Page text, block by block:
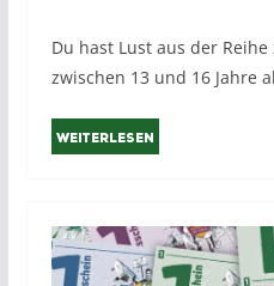
Du hast Lust aus der
zwischen 13 und 16 Jahre
Weiterlesen